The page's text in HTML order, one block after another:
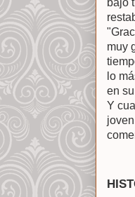
bajo
muy
lo
en
Y